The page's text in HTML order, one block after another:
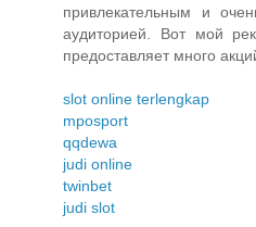
привлекательным и
аудиторией. Вот мой
предоставляет много
slot online terlengkap
mposport
qqdewa
judi online
twinbet
judi slot